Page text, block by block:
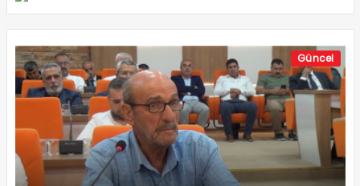
Güncel